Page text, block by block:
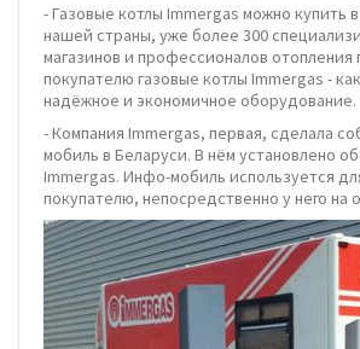
- Газовые котлы Immergas можно купить
нашей страны, уже более 300
магазинов и профессионалов отопления
покупателю газовые котлы Immergas -
надёжное и экономичное оборудование.
- Компания Immergas, первая, сделала
мобиль в Беларуси. В нём установлено
Immergas. Инфо-мобиль используется
покупателю, непосредственно у него на